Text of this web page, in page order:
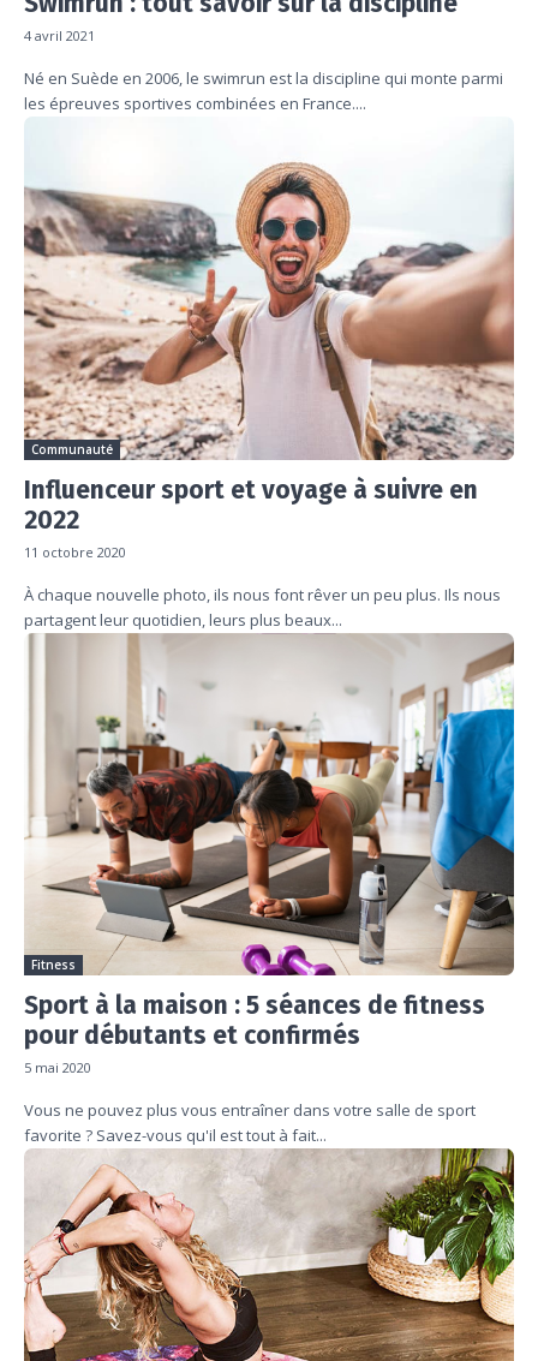
4 avril 2021
Né en Suède en 2006, le swimrun est la discipline qui monte parmi
les épreuves sportives combinées en France....
Communauté
Influenceur sport et voyage à suivre en
2022
11 octobre 2020
À chaque nouvelle photo, ils nous font rêver un peu plus. Ils nous
partagent leur quotidien, leurs plus beaux...
Fitness
Sport à la maison : 5 séances de fitness
pour débutants et confirmés
5 mai 2020
Vous ne pouvez plus vous entraîner dans votre salle de sport
favorite ? Savez-vous qu'il est tout à fait...